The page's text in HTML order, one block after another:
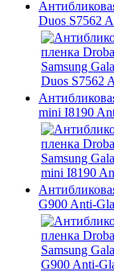
Duos S7562
mini I8190
G900 Anti-